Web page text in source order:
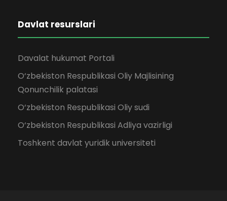
Davlat resurslari
Davalat hukumat Portali
O‘zbekiston Respublikasi Oliy Majlisining
Qonunchilik palatasi
O‘zbekiston Respublikasi Oliy sudi
O‘zbekiston Respublikasi Adliya vazirligi
Toshkent davlat yuridik universiteti